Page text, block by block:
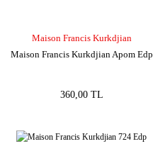
Maison Francis Kurkdjian
Maison Francis Kurkdjian Apom Edp
360,00 TL